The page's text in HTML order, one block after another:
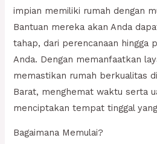
impian memiliki rumah dengan
Bantuan mereka akan Anda
tahap, dari perencanaan hingga
Anda. Dengan memanfaatkan
memastikan rumah berkualitas
Barat, menghemat waktu serta
menciptakan tempat tinggal
Bagaimana Memulai?